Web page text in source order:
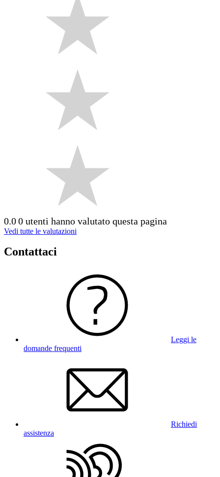
0.00 utenti hanno valutato questa pagina
Vedi tutte le valutazioni
Contattaci
Leggi le
domande frequenti
Richiedi
assistenza